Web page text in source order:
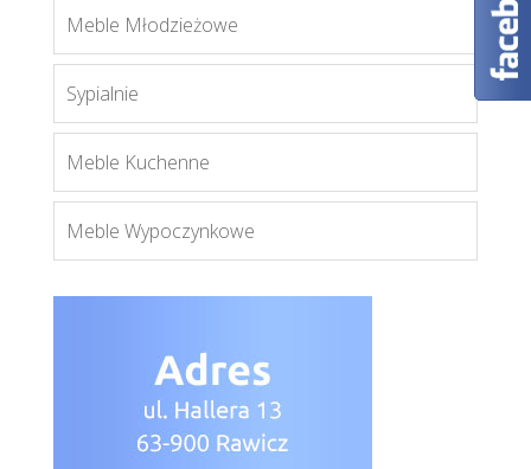
Więcej
Meble Młodzieżowe
Sypialnie
Meble Kuchenne
Meble Wypoczynkowe